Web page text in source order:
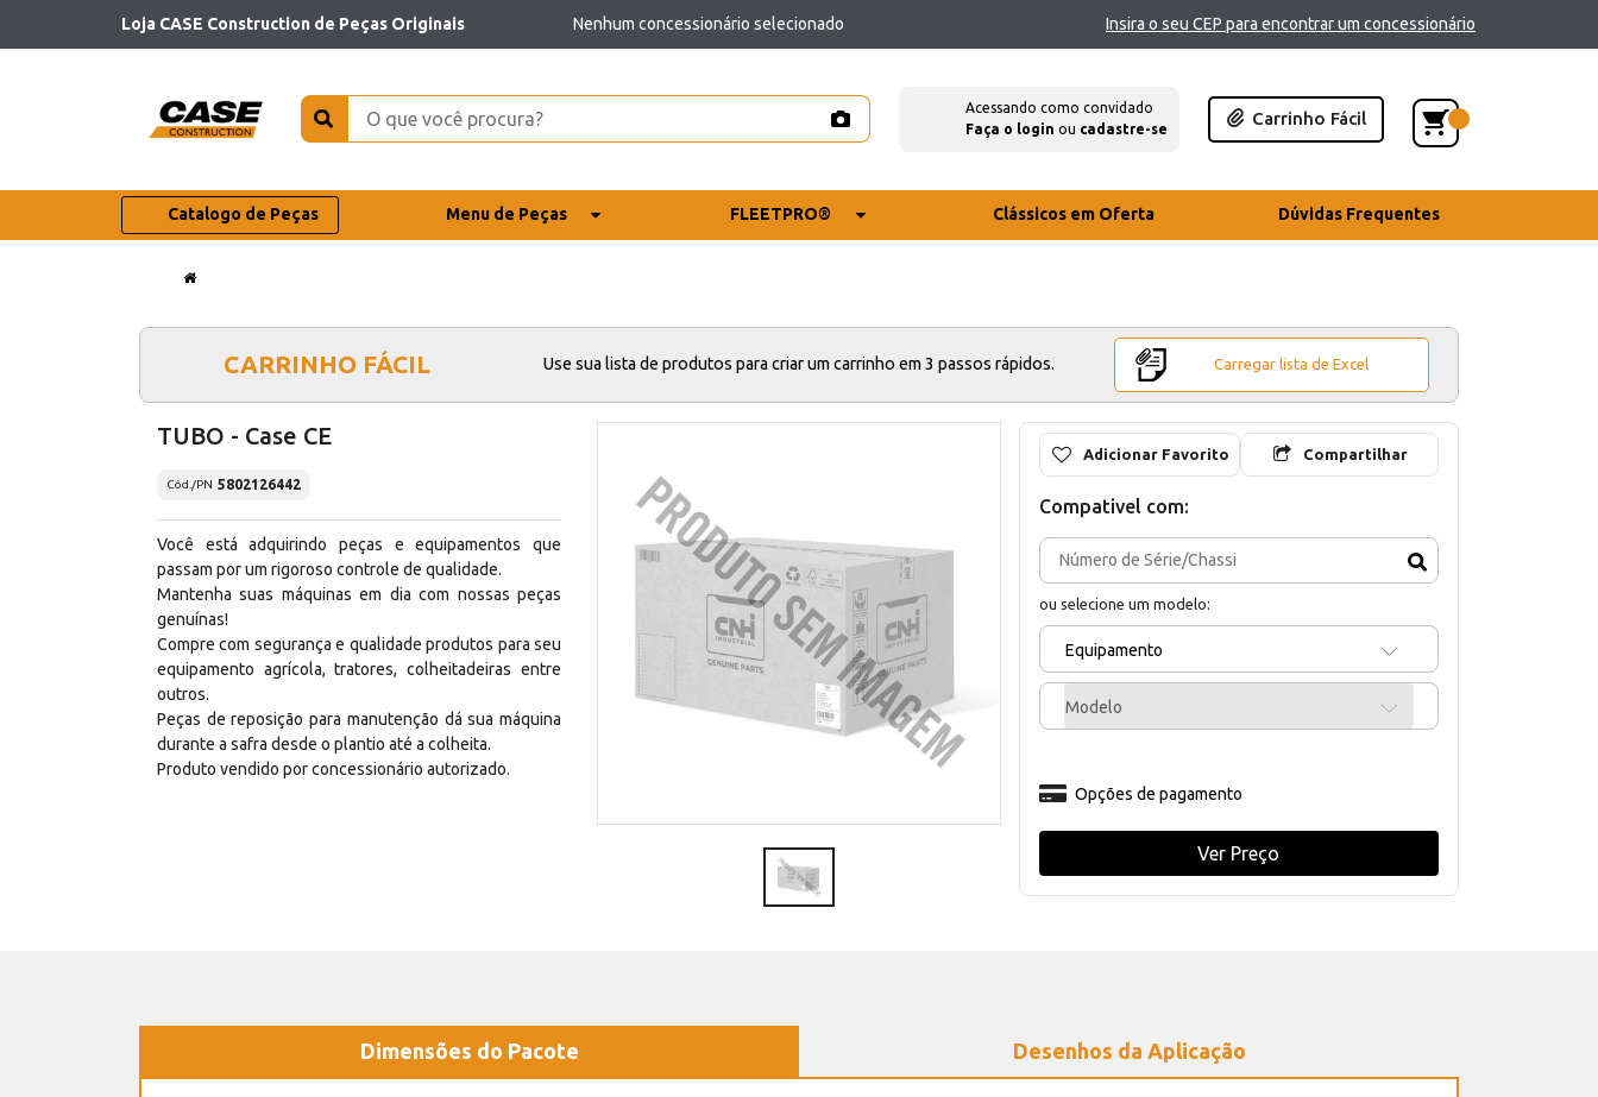
Loja CASE Construction de Peças Originais Nenhum concessionário selecionado Insira o seu CEP para encontrar um concessionário
Acessando como convidado
Faça o login ou cadastre-se
Carrinho Fácil
Catalogo de Peças Menu de Peças FLEETPRO® Clássicos em Oferta Dúvidas Frequentes
CARRINHO FÁCIL Use sua lista de produtos para criar um carrinho em 3 passos rápidos. Carregar lista de Excel
TUBO - Case CE
Cód./PN 5802126442
Você está adquirindo peças e equipamentos que
passam por um rigoroso controle de qualidade.
Mantenha suas máquinas em dia com nossas peças
genuínas!
Compre com segurança e qualidade produtos para seu
equipamento agrícola, tratores, colheitadeiras entre
outros.
Peças de reposição para manutenção dá sua máquina
durante a safra desde o plantio até a colheita.
Produto vendido por concessionário autorizado.
Adicionar Favorito Compartilhar
Compativel com:
ou selecione um modelo:
Equipamento
Modelo
Opções de pagamento
Ver Preço
Dimensões do Pacote Desenhos da Aplicação